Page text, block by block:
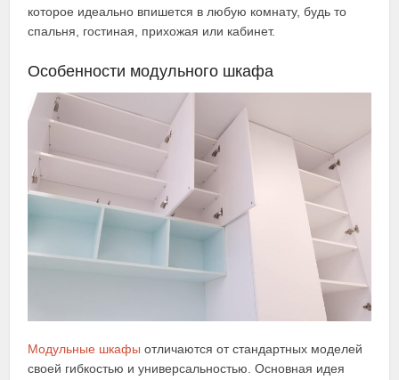
которое идеально впишется в любую комнату, будь то
спальня, гостиная, прихожая или кабинет.
Особенности модульного шкафа
Модульные шкафы отличаются от стандартных моделей
своей гибкостью и универсальностью. Основная идея